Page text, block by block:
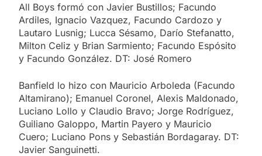
All Boys formó con Javier Bustillos; Facundo
Ardiles, Ignacio Vazquez, Facundo Cardozo y
Lautaro Lusnig; Lucca Sésamo, Darío Stefanatto,
Milton Celiz y Brian Sarmiento; Facundo Espósito
y Facundo González. DT: José Romero
Banfield lo hizo con Mauricio Arboleda (Facundo
Altamirano); Emanuel Coronel, Alexis Maldonado,
Luciano Lollo y Claudio Bravo; Jorge Rodríguez,
Guiliano Galoppo, Martin Payero y Mauricio
Cuero; Luciano Pons y Sebastián Bordagaray. DT:
Javier Sanguinetti.